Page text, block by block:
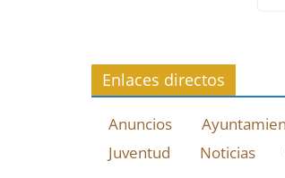
Enlaces directos
Anuncios
Juventud
Noticias